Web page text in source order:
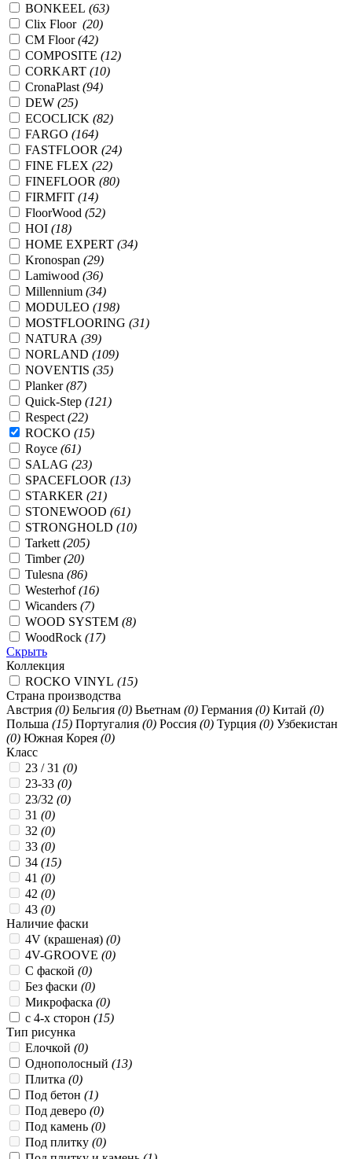
BONKEEL (63)
Clix Floor (20)
CM Floor(42)
COMPOSITE (12)
CORKART (10)
CronaPlast (94)
DEW (25)
ECOCLICK (82)
FARGO (164)
FASTFLOOR (24)
FINE FLEX (22)
FINEFLOOR (80)
FIRMFIT (14)
FloorWood (52)
HOI (18)
HOME EXPERT (34)
Kronospan (29)
Lamiwood (36)
Millennium (34)
MODULEO (198)
MOSTFLOORING (31)
NATURA (39)
NORLAND (109)
NOVENTIS (35)
Planker(87)
Quick-Step (121)
Respect (22)
ROCKO (15)
Royce (61)
SALAG (23)
SPACEFLOOR (13)
STARKER (21)
STONEWOOD (61)
STRONGHOLD (10)
Tarkett (205)
Timber(20)
Tulesna (86)
Westerhof(16)
Wicanders (7)
WOOD SYSTEM (8)
WoodRock (17)
Скрыть
Коллекция
ROCKO VINYL (15)
Страна производства
Австрия (0) Бельгия (0) Вьетнам (0) Германия (0) Китай (0)
Польша (15) Португалия (0) Россия (0) Турция (0) Узбекистан
(0) Южная Корея (0)
Класс
23 / 31 (0)
23-33 (0)
23/32 (0)
31 (0)
32 (0)
33 (0)
34 (15)
41 (0)
42 (0)
43 (0)
Наличие фаски
4V (крашеная) (0)
4V-GROOVE (0)
C фаской (0)
Без фаски (0)
Микрофаска (0)
с 4-х сторон (15)
Тип рисунка
Елочкой (0)
Однополосный (13)
Плитка (0)
Под бетон (1)
Под деверо (0)
Под камень (0)
Под плитку (0)